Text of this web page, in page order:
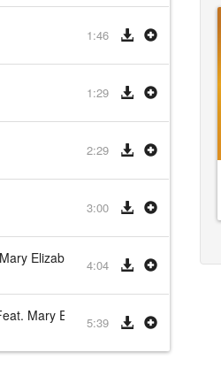
1:46
1:29
2:29
3:00
Elizabeth McGlynn
4:04
Mary Elizabeth McGlynn
5:39